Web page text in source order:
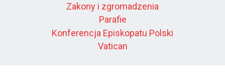
Zakony i zgromadzenia
Parafie
Konferencja Episkopatu Polski
Vatican